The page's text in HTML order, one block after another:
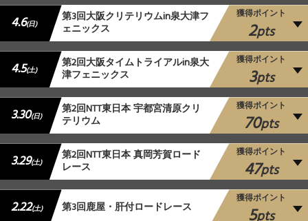
4.6(日) 第3回大阪クリテリウムin泉大津フ
ェニックス
獲得ポイント
2pts
4.5(土) 第2回大阪タイムトライアルin泉大
津フェニックス
獲得ポイント
3pts
3.30(日) 第2回NTT東日本 宇都宮清原クリ
テリウム
獲得ポイント
70pts
3.29(土) 第2回NTT東日本 真岡芳賀ロード
レース
獲得ポイント
47pts
2.22(土) 第3回鹿屋・肝付ロードレース
獲得ポイント